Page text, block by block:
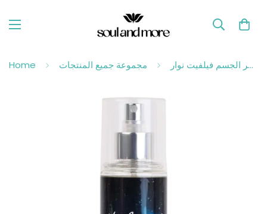
Home مجموعة جميع المنتجات معطر الجسم فيلفيت نوار